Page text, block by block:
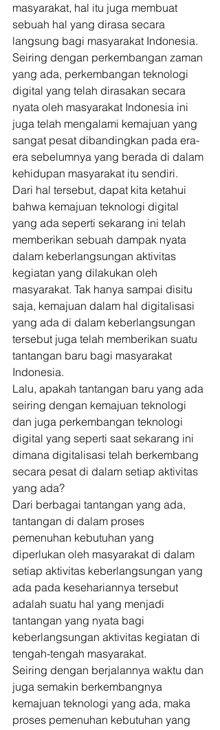
masyarakat, hal itu juga membuat
sebuah hal yang dirasa secara
langsung bagi masyarakat Indonesia.
Seiring dengan perkembangan zaman
yang ada, perkembangan teknologi
digital yang telah dirasakan secara
nyata oleh masyarakat Indonesia ini
juga telah mengalami kemajuan yang
sangat pesat dibandingkan pada era-
era sebelumnya yang berada di dalam
kehidupan masyarakat itu sendiri.
Dari hal tersebut, dapat kita ketahui
bahwa kemajuan teknologi digital
yang ada seperti sekarang ini telah
memberikan sebuah dampak nyata
dalam keberlangsungan aktivitas
kegiatan yang dilakukan oleh
masyarakat. Tak hanya sampai disitu
saja, kemajuan dalam hal digitalisasi
yang ada di dalam keberlangsungan
tersebut juga telah memberikan suatu
tantangan baru bagi masyarakat
Indonesia.
Lalu, apakah tantangan baru yang ada
seiring dengan kemajuan teknologi
dan juga perkembangan teknologi
digital yang seperti saat sekarang ini
dimana digitalisasi telah berkembang
secara pesat di dalam setiap aktivitas
yang ada?
Dari berbagai tantangan yang ada,
tantangan di dalam proses
pemenuhan kebutuhan yang
diperlukan oleh masyarakat di dalam
setiap aktivitas keberlangsungan yang
ada pada kesehariannya tersebut
adalah suatu hal yang menjadi
tantangan yang nyata bagi
keberlangsungan aktivitas kegiatan di
tengah-tengah masyarakat.
Seiring dengan berjalannya waktu dan
juga semakin berkembangnya
kemajuan teknologi yang ada, maka
proses pemenuhan kebutuhan yang